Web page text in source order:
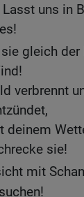
uns in
gleich der
verbrennt
deinem
sie!
mit